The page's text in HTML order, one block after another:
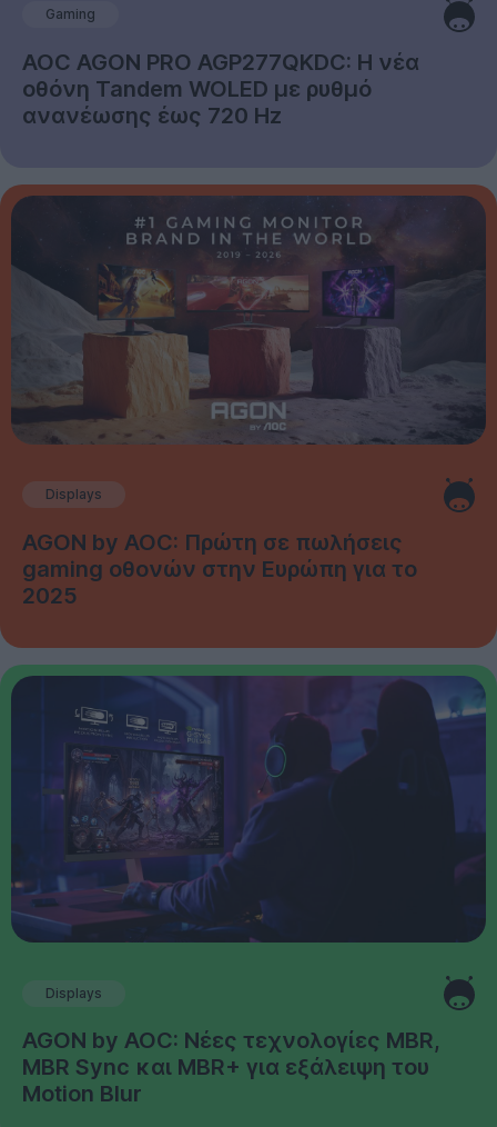
Gaming
AOC AGON PRO AGP277QKDC: Η νέα
οθόνη Tandem WOLED με ρυθμό
ανανέωσης έως 720 Hz
Displays
AGON by AOC: Πρώτη σε πωλήσεις
gaming οθονών στην Ευρώπη για το
2025
Displays
AGON by AOC: Νέες τεχνολογίες MBR,
MBR Sync και MBR+ για εξάλειψη του
Motion Blur